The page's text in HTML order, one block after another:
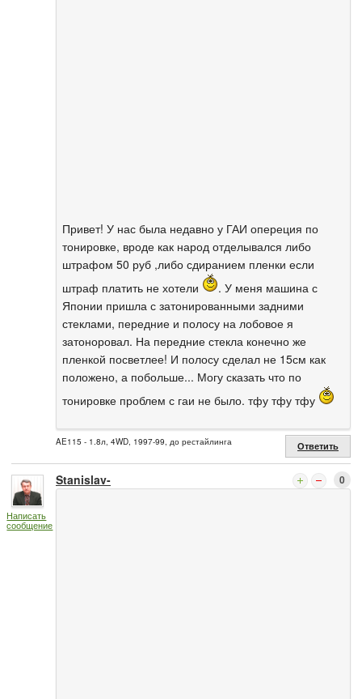
Привет! У нас была недавно у ГАИ опереция по
тонировке, вроде как народ отделывался либо
штрафом 50 руб ,либо сдиранием пленки если
штраф платить не хотели
. У меня машина с
Японии пришла с затонированными задними
стеклами, передние и полосу на лобовое я
затоноровал. На передние стекла конечно же
пленкой посветлее! И полосу сделал не 15см как
положено, а побольше... Могу сказать что по
тонировке проблем с гаи не было. тфу тфу тфу
AE115 - 1.8л, 4WD, 1997-99, до рестайлинга Ответить
Написать
сообщение
Stanislav- 0